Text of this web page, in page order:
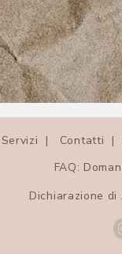
Servizi | Contatti |
FAQ:
Dichiarazione